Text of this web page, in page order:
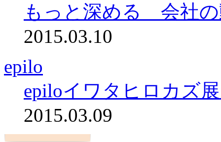
もっと深める 会社
2015.03.10
epilo
epiloイワタヒロカズ
2015.03.09